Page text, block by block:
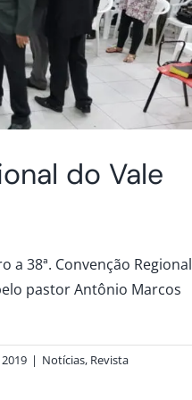
do Vale
a 38ª. Convenção Regional
pastor Antônio Marcos
| Notícias, Revista